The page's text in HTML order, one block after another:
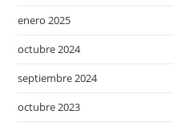
enero 2025
octubre 2024
septiembre 2024
octubre 2023